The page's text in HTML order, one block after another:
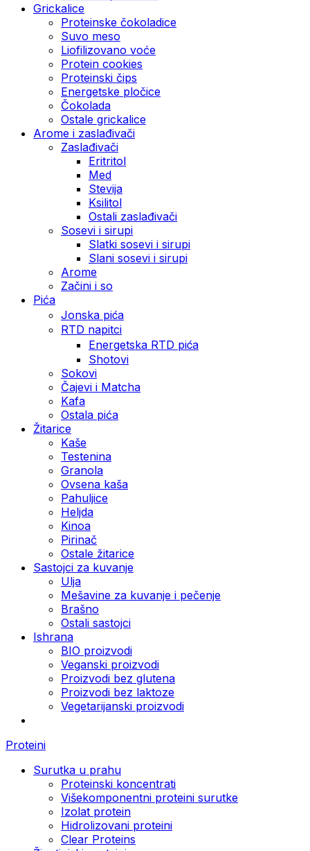
Grickalice
Proteinske čokoladice
Suvo meso
Liofilizovano voće
Protein cookies
Proteinski čips
Energetske pločice
Čokolada
Ostale grickalice
Arome i zaslađivači
Zaslađivači
Eritritol
Med
Stevija
Ksilitol
Ostali zaslađivači
Sosevi i sirupi
Slatki sosevi i sirupi
Slani sosevi i sirupi
Arome
Začini i so
Pića
Jonska pića
RTD napitci
Energetska RTD pića
Shotovi
Sokovi
Čajevi i Matcha
Kafa
Ostala pića
Žitarice
Kaše
Testenina
Granola
Ovsena kaša
Pahuljice
Heljda
Kinoa
Pirinač
Ostale žitarice
Sastojci za kuvanje
Ulja
Mešavine za kuvanje i pečenje
Brašno
Ostali sastojci
Ishrana
BIO proizvodi
Veganski proizvodi
Proizvodi bez glutena
Proizvodi bez laktoze
Vegetarijanski proizvodi
Proteini
Surutka u prahu
Proteinski koncentrati
Višekomponentni proteini surutke
Izolat protein
Hidrolizovani proteini
Clear Proteins